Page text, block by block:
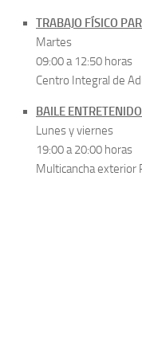
TRABAJO FÍSICO
Martes
09:00 a 12:50 horas
Centro Integral de
BAILE ENTRETENIDO
Lunes y viernes
19:00 a 20:00 horas
Multicancha exterior